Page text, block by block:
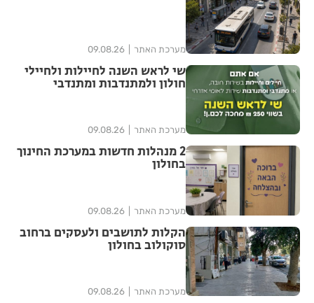
מערכת האתר 09.08.26
שי לראש השנה לחיילות ולחיילי
חולון ולמתנדבות ומתנדבי
מערכת האתר 09.08.26
2 מנהלות חדשות במערכת החינוך
בחולון
מערכת האתר 09.08.26
הקלות לתושבים ולעסקים ברחוב
סוקולוב בחולון
מערכת האתר 09.08.26